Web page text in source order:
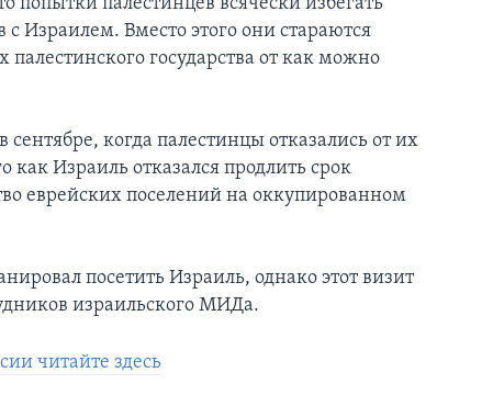
Израилем. Вместо этого они стараются
государства от как можно
когда палестинцы отказались от их
как Израиль отказался продлить срок
еврейских поселений на оккупированном
посетить Израиль, однако этот визит
израильского МИДа.
читайте здесь